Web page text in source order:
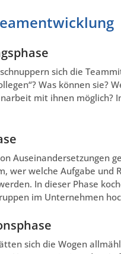
sich die
Was können
mit ihnen möglich?
Auseinandersetzungen
wer welche Aufgabe und
In dieser Phase
im Unternehmen
sich die Wogen